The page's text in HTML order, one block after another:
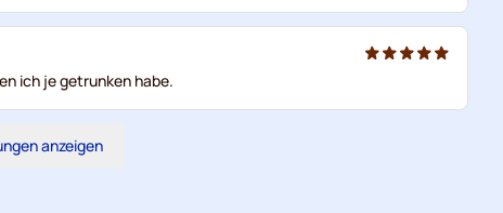
ich je getrunken habe.
anzeigen